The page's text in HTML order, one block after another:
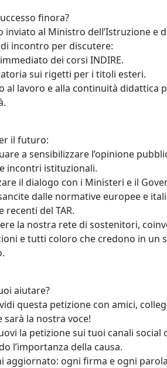
finora?
inviato al Ministro dell’Istruzione e
incontro per discutere:
immediato dei corsi INDIRE.
sui rigetti per i titoli esteri.
al lavoro e alla continuità didattica
il futuro:
a sensibilizzare l’opinione
incontri istituzionali.
il dialogo con i Ministeri e il
dalle normative europee e
recenti del TAR.
la nostra rete di sostenitori,
e tutti coloro che credono in un
aiutare?
questa petizione con amici,
sarà la nostra voce!
la petizione sui tuoi canali
l’importanza della causa.
aggiornato: ogni firma e ogni